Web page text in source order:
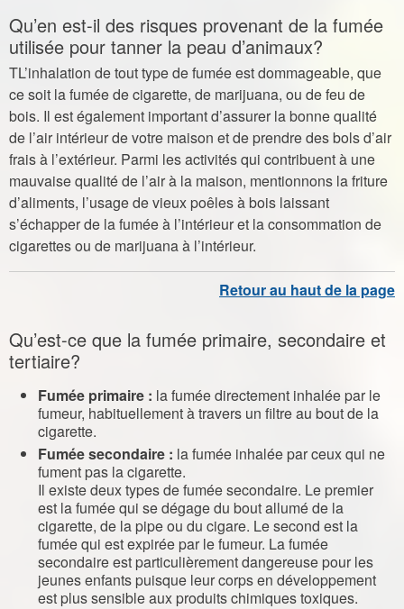
Qu’en est-il des risques provenant de la fumée
utilisée pour tanner la peau d’animaux?
TL’inhalation de tout type de fumée est dommageable, que
ce soit la fumée de cigarette, de marijuana, ou de feu de
bois. Il est également important d’assurer la bonne qualité
de l’air intérieur de votre maison et de prendre des bols d’air
frais à l’extérieur. Parmi les activités qui contribuent à une
mauvaise qualité de l’air à la maison, mentionnons la friture
d’aliments, l’usage de vieux poêles à bois laissant
s’échapper de la fumée à l’intérieur et la consommation de
cigarettes ou de marijuana à l’intérieur.
Qu’est-ce que la fumée primaire, secondaire et
tertiaire?
Fumée primaire : la fumée directement inhalée par le
fumeur, habituellement à travers un filtre au bout de la
cigarette.
Fumée secondaire : la fumée inhalée par ceux qui ne
fument pas la cigarette.
Il existe deux types de fumée secondaire. Le premier
est la fumée qui se dégage du bout allumé de la
cigarette, de la pipe ou du cigare. Le second est la
fumée qui est expirée par le fumeur. La fumée
secondaire est particulièrement dangereuse pour les
jeunes enfants puisque leur corps en développement
est plus sensible aux produits chimiques toxiques.